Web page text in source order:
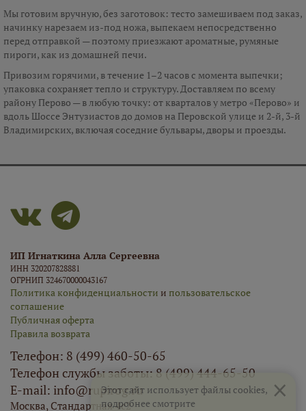
Мы готовим вручную, без заготовок: тесто замешиваем под заказ,
начинку нарезаем из-под ножа, выпекаем непосредственно
перед отправкой — поэтому приезжают ароматные, румяные
пироги, как из домашней печи.
Привозим горячими, в течение 1–2 часов с момента выпечки;
упаковка сохраняет тепло и структуру. Доставляем по всему
району Перово — в любую точку: от кварталов у метро «Перово» и
вдоль Шоссе Энтузиастов до домов на Перовской улице и 2-й, 3-й
Владимирских, включая соседние бульвары, дворы и проезды.
ИП Игнаткина Алла Сергеевна
ИНН 320207828881
ОГРНИП 324670000043167
Политика конфиденциальности и пользовательское
соглашение
Публичная оферта
Правила возврата
Телефон: 8 (499) 460-50-65
Телефон службы заботы: 8 (499) 444-65-50
E-mail: info@rupirog.ru
Москва, Стандартная 4с2 ×
Этот сайт использует файлы cookies,
подробнее смотрите